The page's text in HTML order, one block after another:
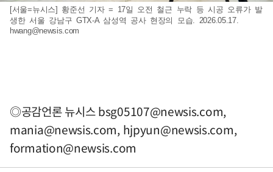
[서울=뉴시스] 황준선 기자 = 17일 오전 철근 누락 등 시공 오류가 발
생한 서울 강남구 GTX-A 삼성역 공사 현장의 모습. 2026.05.17.
hwang@newsis.com
◎공감언론 뉴시스bsg05107@newsis.com,
mania@newsis.com, hjpyun@newsis.com,
formation@newsis.com